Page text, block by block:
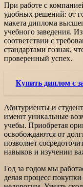
При работе с
удобных решений: от
макета диплома
учебного заведения.
соответствии с
стандартами гознак,
проверенный успех.
Купить диплом с
Абитуриенты и
имеют уникальные
учебы. Приобретая
освобождаются от
позволяет
навыков и изучении
Год за годом мы
делая процесс